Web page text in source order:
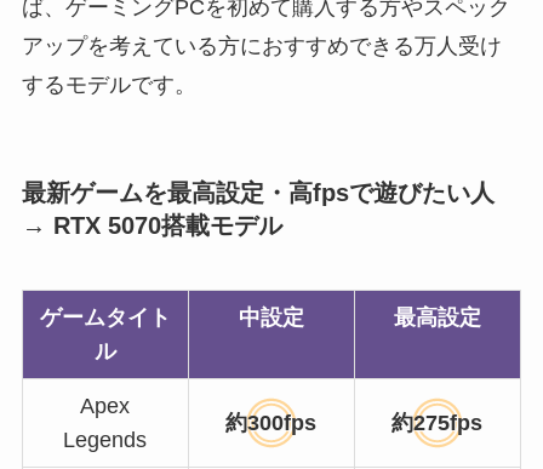
ば、ゲーミングPCを初めて購入する方やスペック
アップを考えている方におすすめできる万人受け
するモデルです。
最新ゲームを最高設定・高fpsで遊びたい人
→ RTX 5070搭載モデル
ゲームタイト
ル
中設定 最高設定
Apex
Legends
約300fps 約275fps